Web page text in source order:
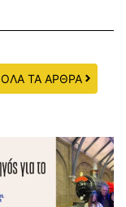
ΟΛΑ ΤΑ ΑΡΘΡΑ